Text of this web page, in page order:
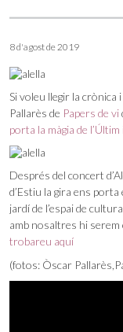
8 d'agost de 2019
Si voleu llegir la
Pallarès de Papers de vi
porta la màgia de
Després del concert
d’Estiu la gira ens
jardí de l’espai de
amb nosaltres hi
trobareu aquí
(fotos: Òscar